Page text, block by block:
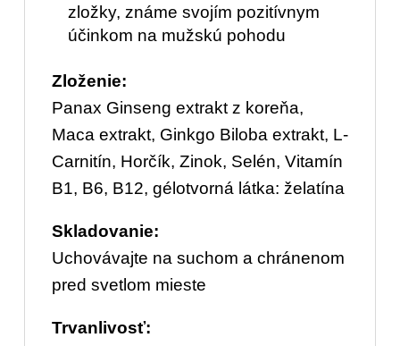
zložky, známe svojím pozitívnym
účinkom na mužskú pohodu
Zloženie:
Panax Ginseng extrakt z koreňa,
Maca extrakt, Ginkgo Biloba extrakt, L-
Carnitín, Horčík, Zinok, Selén, Vitamín
B1, B6, B12, gélotvorná látka: želatína
Skladovanie:
Uchovávajte na suchom a chránenom
pred svetlom mieste
Trvanlivosť: